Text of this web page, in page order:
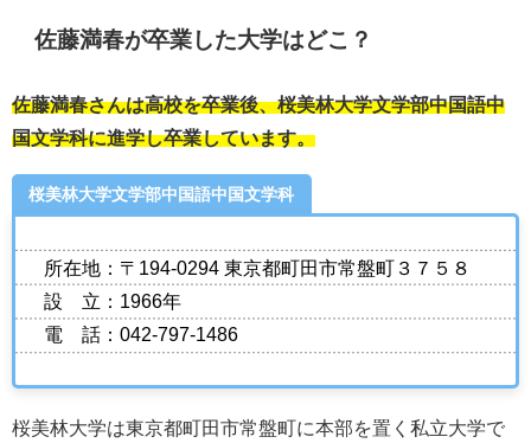
佐藤満春が卒業した大学はどこ？
佐藤満春さんは高校を卒業後、桜美林大学文学部中国語中
国文学科に進学し卒業しています。
桜美林大学文学部中国語中国文学科
所在地：〒194-0294 東京都町田市常盤町３７５８
設 立：1966年
電 話：042-797-1486
桜美林大学は東京都町田市常盤町に本部を置く私立大学で